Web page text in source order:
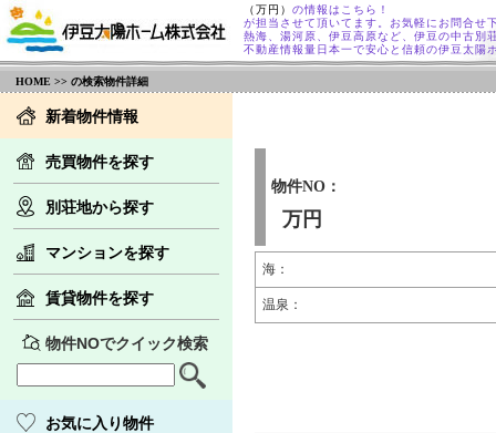
（万円） の情報はこちら！
が担当させて頂いてます。お気軽にお問合せ
熱海、湯河原、伊豆高原など、伊豆の中古別
不動産情報量日本一で安心と信頼の伊豆太陽
HOME >> の検索物件詳細
新着物件情報
売買物件を探す
別荘地から探す
マンションを探す
賃貸物件を探す
物件NOでクイック検索
お気に入り物件
物件NO：
万円
海：
温泉：